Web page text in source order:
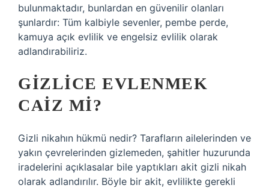
bulunmaktadır, bunlardan en güvenilir olanları
şunlardır: Tüm kalbiyle sevenler, pembe perde,
kamuya açık evlilik ve engelsiz evlilik olarak
adlandırabiliriz.
GIZLICE EVLENMEK
CAIZ MI?
Gizli nikahın hükmü nedir? Tarafların ailelerinden ve
yakın çevrelerinden gizlemeden, şahitler huzurunda
iradelerini açıklasalar bile yaptıkları akit gizli nikah
olarak adlandırılır. Böyle bir akit, evlilikte gerekli